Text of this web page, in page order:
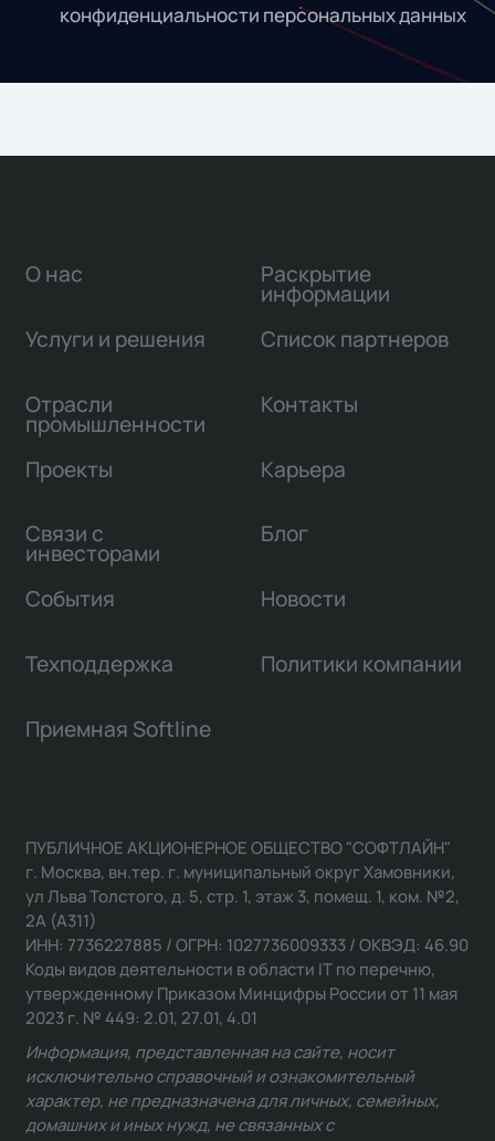
конфиденциальности персональных данных
О нас
Услуги и решения
Отрасли
промышленности
Проекты
Связи с
инвесторами
Раскрытие
информации
Список партнеров
Контакты
Карьера
Блог
События Новости
Техподдержка Политики компании
Приемная Softline
ПУБЛИЧНОЕ АКЦИОНЕРНОЕ ОБЩЕСТВО "СОФТЛАЙН"
г. Москва, вн.тер. г. муниципальный округ Хамовники,
ул Льва Толстого, д. 5, стр. 1, этаж 3, помещ. 1, ком. №2,
2А (А311)
ИНН: 7736227885 / ОГРН: 1027736009333 / ОКВЭД: 46.90
Коды видов деятельности в области IT по перечню,
утвержденному Приказом Минцифры России от 11 мая
2023 г. № 449: 2.01, 27.01, 4.01
Информация, представленная на сайте, носит
исключительно справочный и ознакомительный
характер, не предназначена для личных, семейных,
домашних и иных нужд, не связанных с